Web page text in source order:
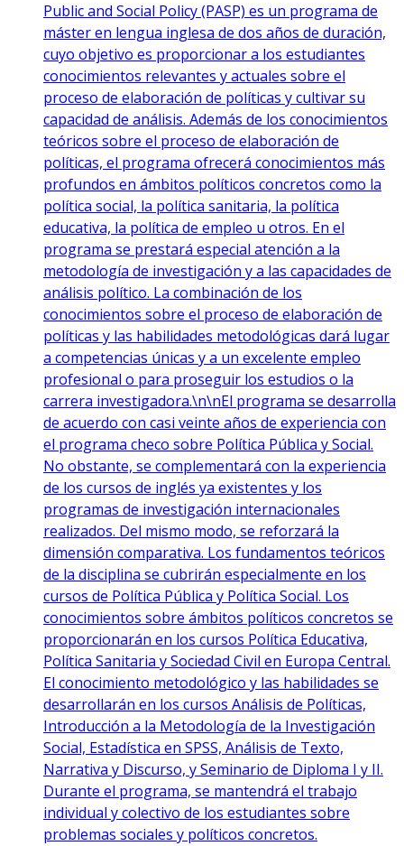
Public and Social Policy (PASP) es un programa de
máster en lengua inglesa de dos años de duración,
cuyo objetivo es proporcionar a los estudiantes
conocimientos relevantes y actuales sobre el
proceso de elaboración de políticas y cultivar su
capacidad de análisis. Además de los conocimientos
teóricos sobre el proceso de elaboración de
políticas, el programa ofrecerá conocimientos más
profundos en ámbitos políticos concretos como la
política social, la política sanitaria, la política
educativa, la política de empleo u otros. En el
programa se prestará especial atención a la
metodología de investigación y a las capacidades de
análisis político. La combinación de los
conocimientos sobre el proceso de elaboración de
políticas y las habilidades metodológicas dará lugar
a competencias únicas y a un excelente empleo
profesional o para proseguir los estudios o la
carrera investigadora.\n\nEl programa se desarrolla
de acuerdo con casi veinte años de experiencia con
el programa checo sobre Política Pública y Social.
No obstante, se complementará con la experiencia
de los cursos de inglés ya existentes y los
programas de investigación internacionales
realizados. Del mismo modo, se reforzará la
dimensión comparativa. Los fundamentos teóricos
de la disciplina se cubrirán especialmente en los
cursos de Política Pública y Política Social. Los
conocimientos sobre ámbitos políticos concretos se
proporcionarán en los cursos Política Educativa,
Política Sanitaria y Sociedad Civil en Europa Central.
El conocimiento metodológico y las habilidades se
desarrollarán en los cursos Análisis de Políticas,
Introducción a la Metodología de la Investigación
Social, Estadística en SPSS, Análisis de Texto,
Narrativa y Discurso, y Seminario de Diploma I y II.
Durante el programa, se mantendrá el trabajo
individual y colectivo de los estudiantes sobre
problemas sociales y políticos concretos.